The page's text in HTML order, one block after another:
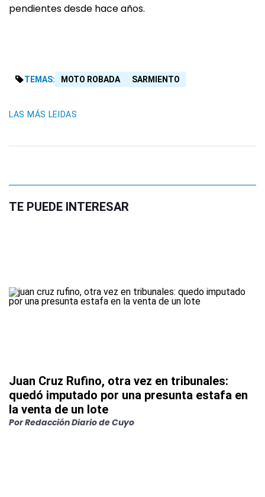
pendientes desde hace años.
TEMAS: MOTO ROBADA SARMIENTO
LAS MÁS LEIDAS
TE PUEDE INTERESAR
Juan Cruz Rufino, otra vez en tribunales:
quedó imputado por una presunta estafa en
la venta de un lote
PorRedacción Diario de Cuyo